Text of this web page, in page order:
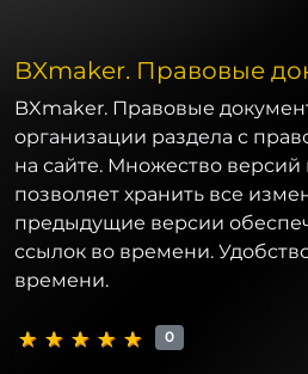
BXmaker. Правовые
BXmaker. Правовые
организации раздела с
на сайте. Множество версий
позволяет хранить все
предыдущие версии
ссылок во времени.
времени.
0